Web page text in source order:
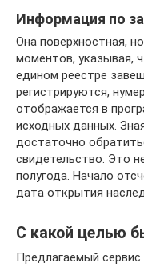
Информация по
Она поверхностная,
моментов, указывая,
едином реестре
регистрируются,
отображается в
исходных данных.
достаточно
свидетельство. Это
полугода. Начало
дата открытия
С какой целью
Предлагаемый